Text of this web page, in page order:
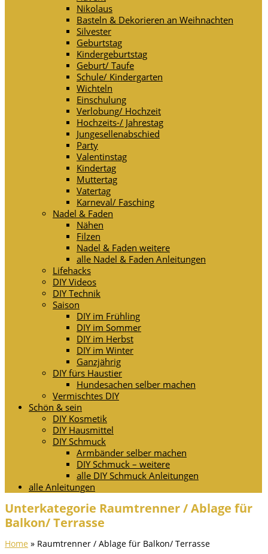
Nikolaus
Basteln & Dekorieren an Weihnachten
Silvester
Geburtstag
Kindergeburtstag
Geburt/ Taufe
Schule/ Kindergarten
Wichteln
Einschulung
Verlobung/ Hochzeit
Hochzeits-/ Jahrestag
Jungesellenabschied
Party
Valentinstag
Kindertag
Muttertag
Vatertag
Karneval/ Fasching
Nadel & Faden
Nähen
Filzen
Nadel & Faden weitere
alle Nadel & Faden Anleitungen
Lifehacks
DIY Videos
DIY Technik
Saison
DIY im Frühling
DIY im Sommer
DIY im Herbst
DIY im Winter
Ganzjährig
DIY fürs Haustier
Hundesachen selber machen
Vermischtes DIY
Schön & sein
DIY Kosmetik
DIY Hausmittel
DIY Schmuck
Armbänder selber machen
DIY Schmuck – weitere
alle DIY Schmuck Anleitungen
alle Anleitungen
Unterkategorie Raumtrenner / Ablage für
Balkon/ Terrasse
Home » Raumtrenner / Ablage für Balkon/ Terrasse